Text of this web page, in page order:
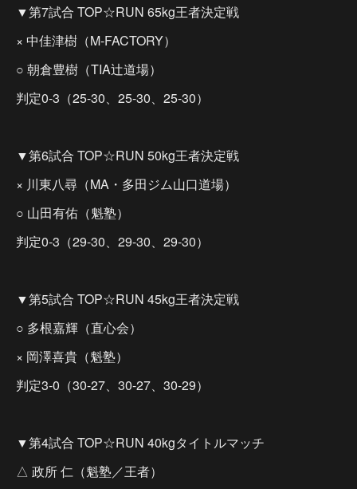
▼第7試合 TOP☆RUN 65kg王者決定戦
× 中佳津樹（M-FACTORY）
○ 朝倉豊樹（TIA辻道場）
判定0-3（25-30、25-30、25-30）
▼第6試合 TOP☆RUN 50kg王者決定戦
× 川東八尋（MA・多田ジム山口道場）
○ 山田有佑（魁塾）
判定0-3（29-30、29-30、29-30）
▼第5試合 TOP☆RUN 45kg王者決定戦
○ 多根嘉輝（直心会）
× 岡澤喜貴（魁塾）
判定3-0（30-27、30-27、30-29）
▼第4試合 TOP☆RUN 40kgタイトルマッチ
△ 政所 仁（魁塾／王者）